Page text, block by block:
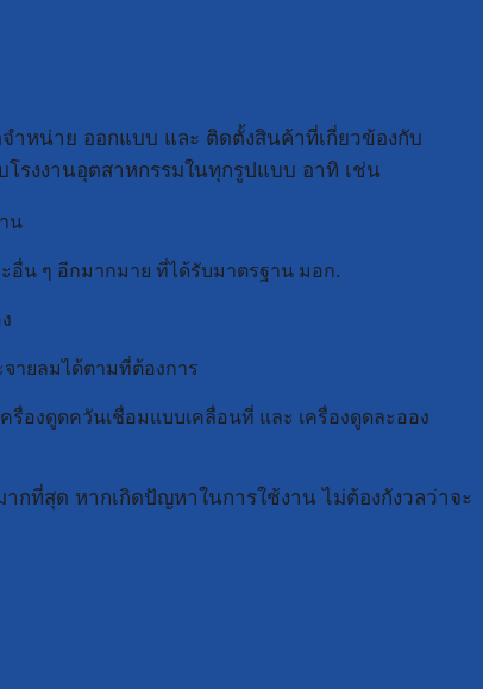
ำหน่าย ออกแบบ และ ติดตั้งสินค้าที่เกี่ยวข้องกับ
รงงานอุตสาหกรรมในทุกรูปแบบ อาทิ เช่น
น
อื่น ๆ อีกมากมาย ที่ได้รับมาตรฐาน มอก.
ายลมได้ตามที่ต้องการ
รื่องดูดควันเชื่อมแบบเคลื่อนที่ และ เครื่องดูดละออง
กที่สุด หากเกิดปัญหาในการใช้งาน ไม่ต้องกังวลว่าจะ